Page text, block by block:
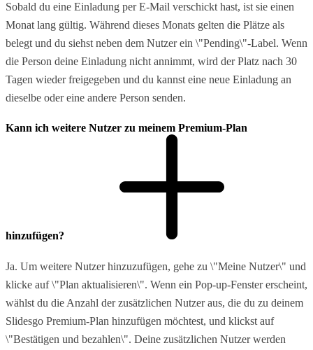
Sobald du eine Einladung per E-Mail verschickt hast, ist sie einen
Monat lang gültig. Während dieses Monats gelten die Plätze als
belegt und du siehst neben dem Nutzer ein \"Pending\"-Label. Wenn
die Person deine Einladung nicht annimmt, wird der Platz nach 30
Tagen wieder freigegeben und du kannst eine neue Einladung an
dieselbe oder eine andere Person senden.
Kann ich weitere Nutzer zu meinem Premium-Plan
hinzufügen?
Ja. Um weitere Nutzer hinzuzufügen, gehe zu \"Meine Nutzer\" und
klicke auf \"Plan aktualisieren\". Wenn ein Pop-up-Fenster erscheint,
wählst du die Anzahl der zusätzlichen Nutzer aus, die du zu deinem
Slidesgo Premium-Plan hinzufügen möchtest, und klickst auf
\"Bestätigen und bezahlen\". Deine zusätzlichen Nutzer werden